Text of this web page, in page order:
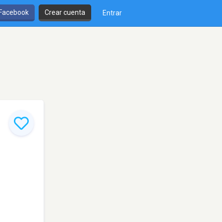
Crear cuenta Entrar